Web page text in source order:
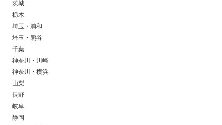
茨城
栃木
埼玉・浦和
埼玉・熊谷
千葉
神奈川・川崎
神奈川・横浜
山梨
長野
岐阜
静岡